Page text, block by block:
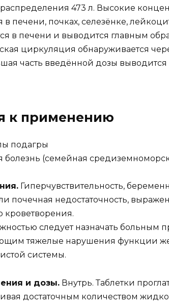
473 л. Высокие
в печени, почках, селезёнке,
в печени и выводится главным
циркуляция обнаруживается
часть введённой дозы
к применению
подагры
болезнь (семейная
Гиперчувствительность,
почечная недостаточность,
кроветворения.
следует назначать больным
тяжелые нарушения функции
системы.
и дозы. Внутрь. Таблетки
достаточным количеством